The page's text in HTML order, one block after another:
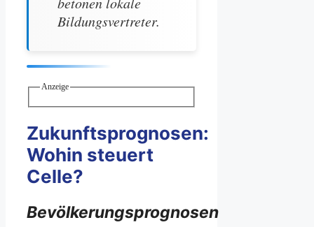
Bildungsvertreter.
Anzeige
Zukunftsprognosen:
Wohin steuert
Celle?
Bevölkerungsprognosen